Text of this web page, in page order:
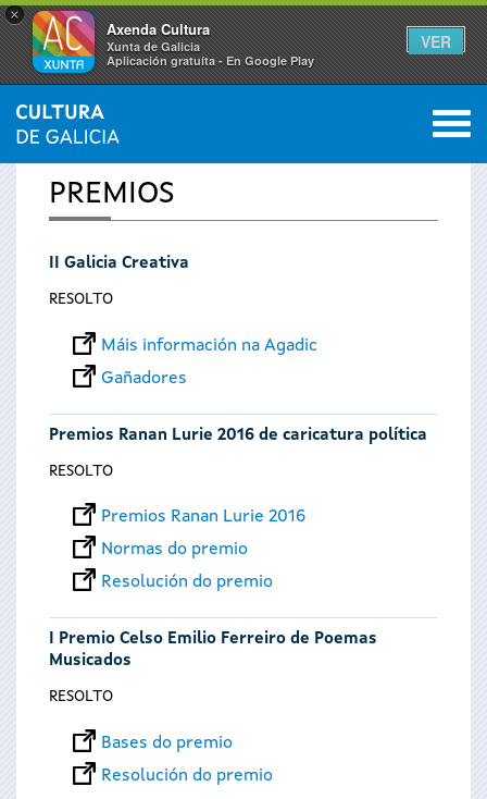
×
Axenda Cultura
Xunta de Galicia
Aplicación gratuíta - En Google Play
VER
Vostede
está
aquí
INICIO 0
PREMIOS
II Galicia Creativa
RESOLTO
Máis información na Agadic
Gañadores
Premios Ranan Lurie 2016 de caricatura política
RESOLTO
Premios Ranan Lurie 2016
Normas do premio
Resolución do premio
I Premio Celso Emilio Ferreiro de Poemas
Musicados
RESOLTO
Bases do premio
Resolución do premio